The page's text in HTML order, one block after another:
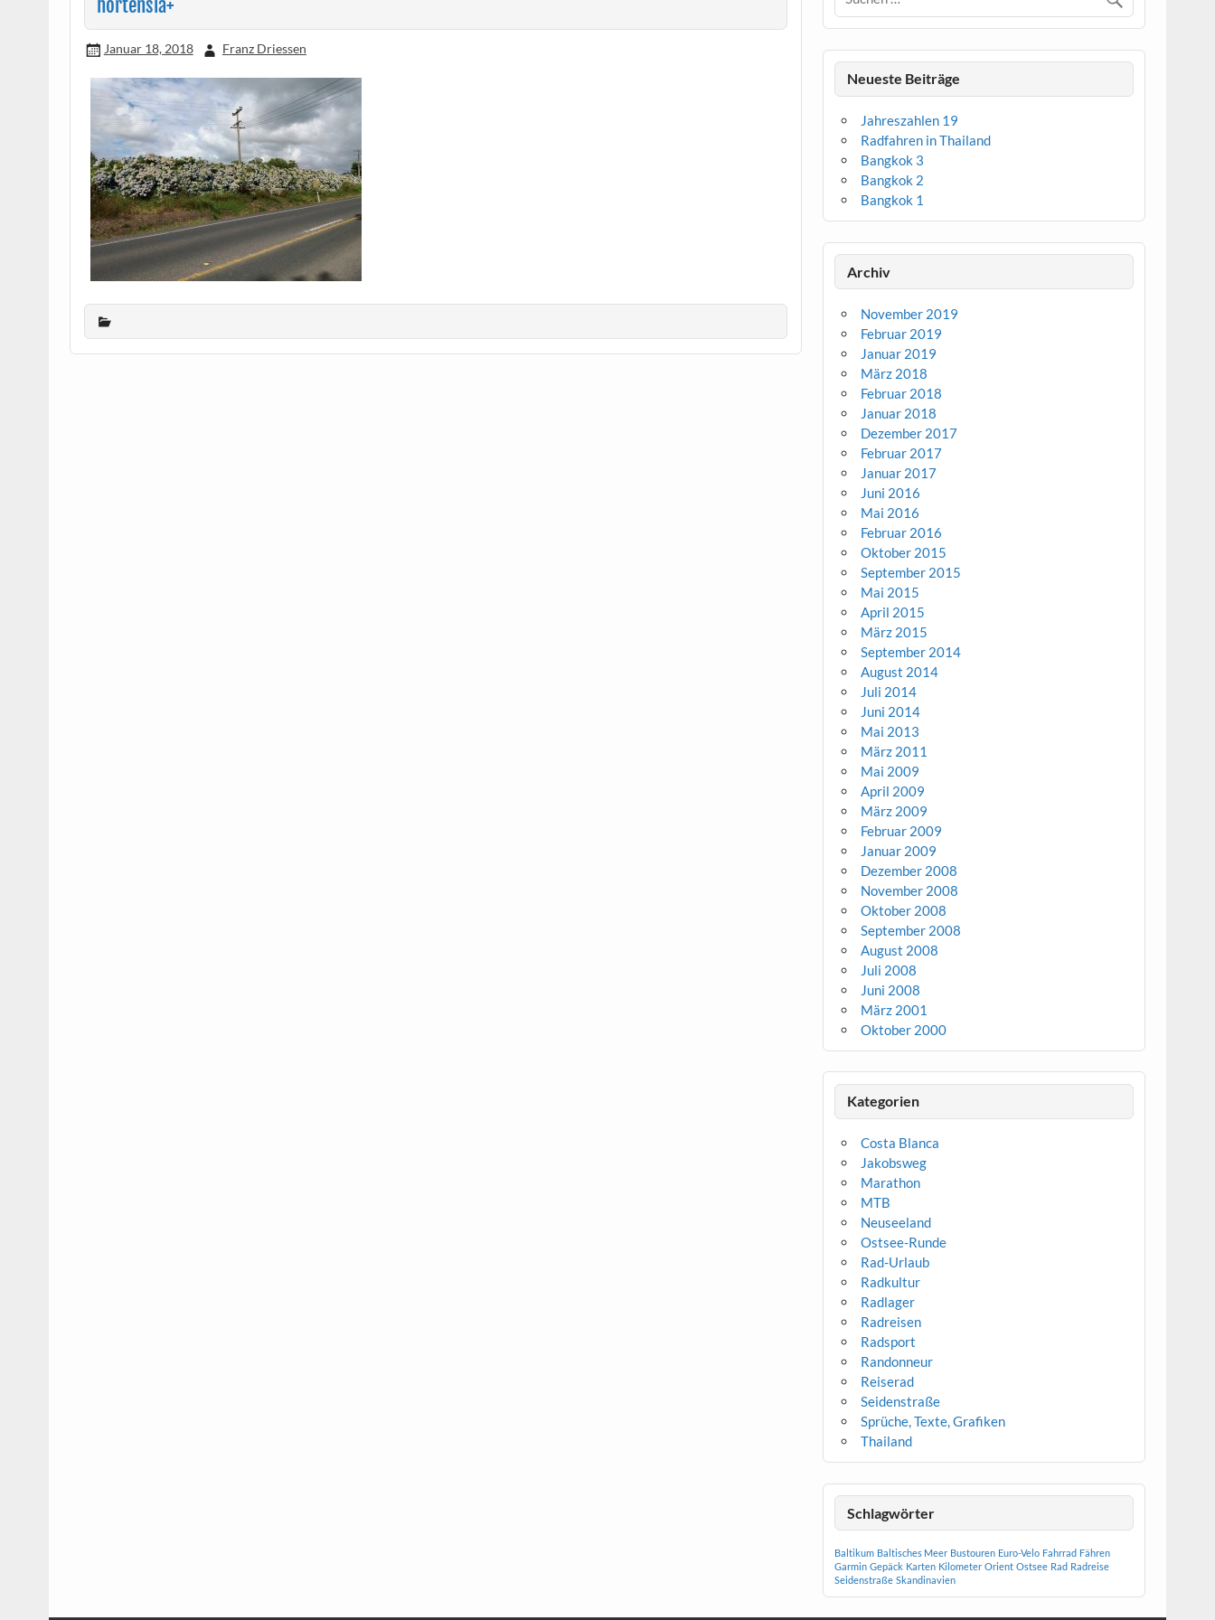
hortensia+
Januar 18, 2018 Franz Driessen
Neueste Beiträge
Jahreszahlen 19
Radfahren in Thailand
Bangkok 3
Bangkok 2
Bangkok 1
Archiv
November 2019
Februar 2019
Januar 2019
März 2018
Februar 2018
Januar 2018
Dezember 2017
Februar 2017
Januar 2017
Juni 2016
Mai 2016
Februar 2016
Oktober 2015
September 2015
Mai 2015
April 2015
März 2015
September 2014
August 2014
Juli 2014
Juni 2014
Mai 2013
März 2011
Mai 2009
April 2009
März 2009
Februar 2009
Januar 2009
Dezember 2008
November 2008
Oktober 2008
September 2008
August 2008
Juli 2008
Juni 2008
März 2001
Oktober 2000
Kategorien
Costa Blanca
Jakobsweg
Marathon
MTB
Neuseeland
Ostsee-Runde
Rad-Urlaub
Radkultur
Radlager
Radreisen
Radsport
Randonneur
Reiserad
Seidenstraße
Sprüche, Texte, Grafiken
Thailand
Schlagwörter
Baltikum Baltisches Meer Bustouren Euro-Velo Fahrrad Fähren
Garmin Gepäck Karten Kilometer Orient Ostsee Rad Radreise
Seidenstraße Skandinavien